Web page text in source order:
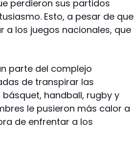
perdieron sus partidos
Esto, a pesar de que
los juegos nacionales, que
parte del complejo
de transpirar las
handball, rugby y
le pusieron más calor a
de enfrentar a los